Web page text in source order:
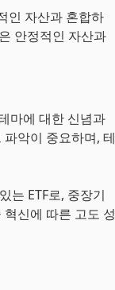
인 자산과 혼합하
안정적인 자산과
마에 대한 신념과
악이 중요하며, 테
는 ETF로, 중장기
신에 따른 고도 성